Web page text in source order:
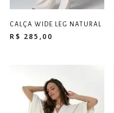
CALÇA WIDE LEG NATURAL
R$ 285,00